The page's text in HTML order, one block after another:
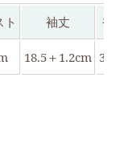
ト 袖丈 袖
18.5＋1.2cm